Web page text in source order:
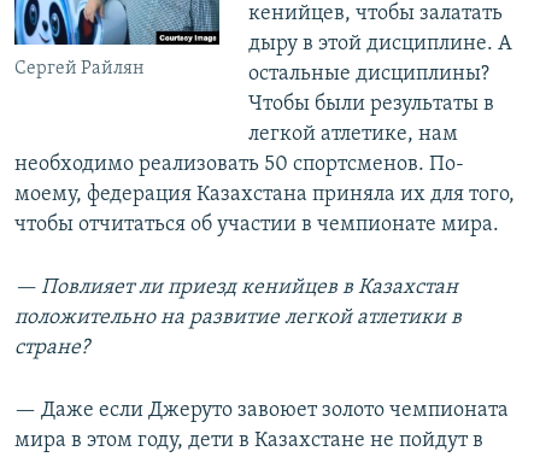
Сергей Райлян
кенийцев, чтобы залатать
дыру в этой дисциплине. А
остальные дисциплины?
Чтобы были результаты в
легкой атлетике, нам
необходимо реализовать 50 спортсменов. По-
моему, федерация Казахстана приняла их для того,
чтобы отчитаться об участии в чемпионате мира.
— Повлияет ли приезд кенийцев в Казахстан
положительно на развитие легкой атлетики в
стране?
— Даже если Джеруто завоюет золото чемпионата
мира в этом году, дети в Казахстане не пойдут в